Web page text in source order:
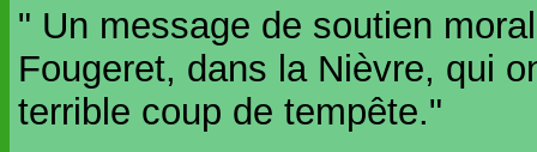
" Un message de soutien
Fougeret, dans la Nièvre, qui
terrible coup de tempête."